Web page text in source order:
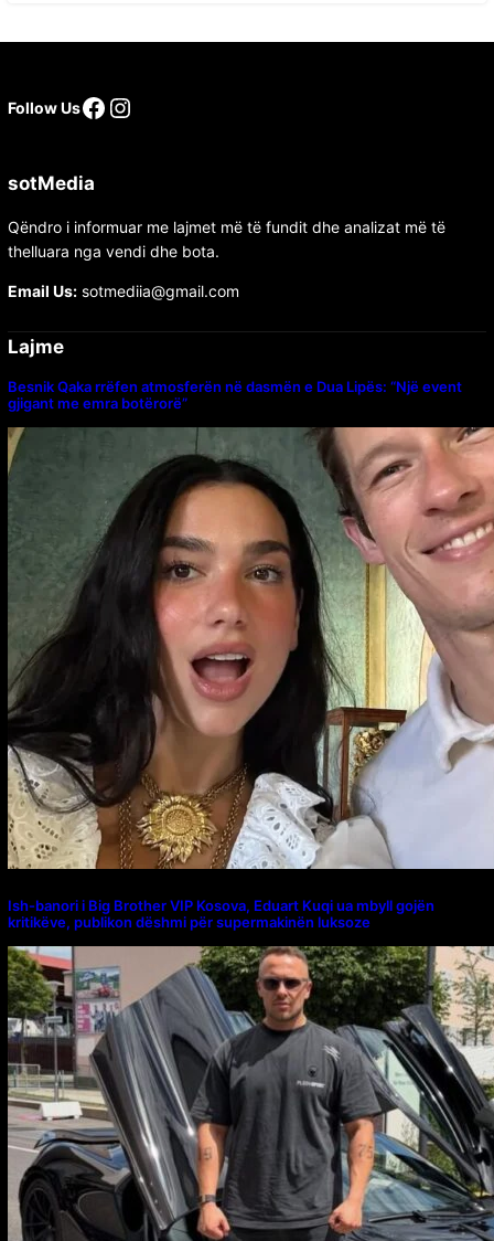
Follow Us
sotMedia
Qëndro i informuar me lajmet më të fundit dhe analizat më të
thelluara nga vendi dhe bota.
Email Us:sotmediia@gmail.com
Lajme
Besnik Qaka rrëfen atmosferën në dasmën e Dua Lipës: “Një event
gjigant me emra botërorë”
Ish-banori i Big Brother VIP Kosova, Eduart Kuqi ua mbyll gojën
kritikëve, publikon dëshmi për supermakinën luksoze